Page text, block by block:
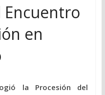
Encuentro
en
la Procesión del